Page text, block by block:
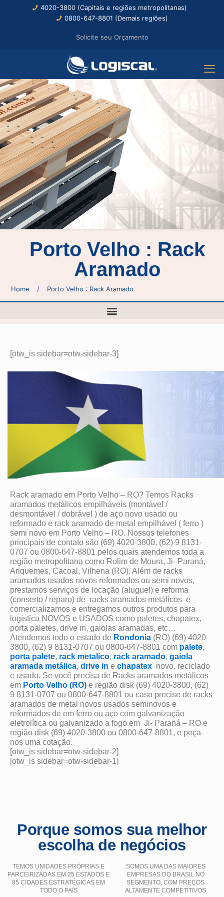
4020-3800 (Capitais e regiões metropolitanas)
0800-647-8801 (Demais regiões)
Solicite seu Orçamento
Porto Velho : Rack
Aramado
Home / Porto Velho : Rack Aramado
[otw_is sidebar=otw-sidebar-3]
Rack aramado em Porto Velho – RO? Temos Racks
aramados metálicos empilháveis (montável /
desmontável / dobrável ) de aço novo usado ou
reformado e rack aramado de metal empilhável ( ferro )
semi novo em Porto Velho – RO. Nossos telefones
principais de contato são (69) 4020-3800, (62) 9 8131-
0707 ou 0800-647-8801 pelos quais atendemos toda a
região metropolitana como Rolim de Moura, Ji- Paraná,
Ariquemes, Cacoal, Vilhena (RO). Além de racks
aramados usados novos reformados ou semi novos,
prestamos serviços de locação (aluguel) e reforma
(conserto / reparo) de racks aramados metálicos e
comercializamos e entregamos outros produtos para
logística NOVOS e USADOS como paletes, chapatex,
porta paletes, drive in, gaiolas aramadas, etc…
Atendemos todo o estado de Rondonia (RO) (69) 4020-
3800, (62) 9 8131-0707 ou 0800-647-8801 com palete,
porta palete, rack metalico, rack aramado, gaiola
aramada metálica, drive in e chapatex novo, reciclado
e usado. Se você precisa de Racks aramados metálicos
em Porto Velho (RO) e região disk (69) 4020-3800, (62)
9 8131-0707 ou 0800-647-8801 ou caso precise de racks
aramados de metal novos usados seminovos e
reformados de em ferro ou aço com galvanização
eletrolítica ou galvanizado a fogo em Ji- Paraná – RO e
região disk (69) 4020-3800 ou 0800-647-8801, e peça-
nos uma cotação.
[otw_is sidebar=otw-sidebar-2]
[otw_is sidebar=otw-sidebar-1]
Porque somos sua melhor
escolha de negócios
TEMOS UNIDADES PRÓPRIAS E
PARCEIRIZADAS EM 25 ESTADOS E
85 CIDADES ESTRATÉGICAS EM
TODO O PAÍS
SOMOS UMA DAS MAIORES
EMPRESAS DO BRASIL NO
SEGMENTO, COM PREÇOS
ALTAMENTE COMPETITIVOS